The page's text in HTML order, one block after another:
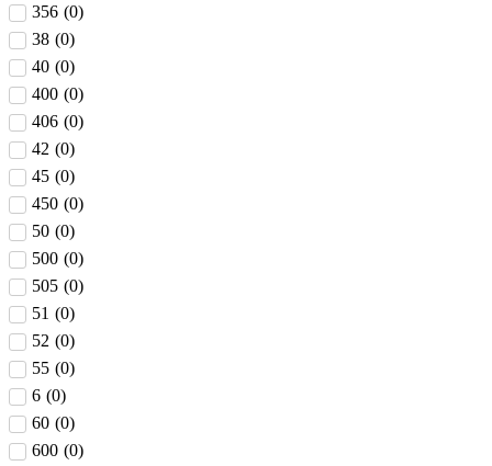
356 (0)
38 (0)
40 (0)
400 (0)
406 (0)
42 (0)
45 (0)
450 (0)
50 (0)
500 (0)
505 (0)
51 (0)
52 (0)
55 (0)
6 (0)
60 (0)
600 (0)